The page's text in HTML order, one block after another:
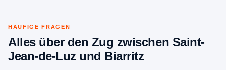
HÄUFIGE FRAGEN
Alles über den Zug zwischen Saint-
Jean-de-Luz und Biarritz